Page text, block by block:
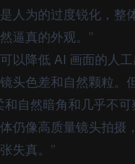
人为的过度锐化，整
逼真的外观。”
以降低 AI 画面的人
头色差和自然颗粒。
和自然暗角和几乎不可
仍像高质量镜头拍摄
失真。”